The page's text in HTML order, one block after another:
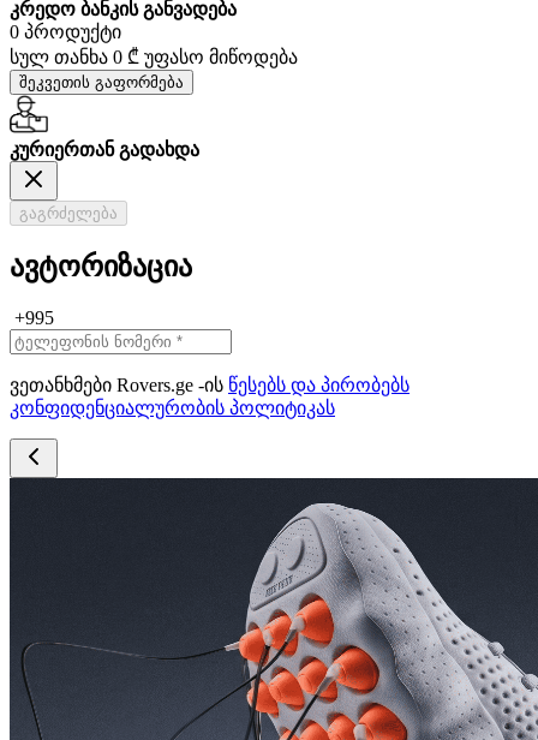
კრედო ბანკის განვადება
0 პროდუქტი
სულ თანხა 0 ₾ უფასო მიწოდება
შეკვეთის გაფორმება
კურიერთან გადახდა
გაგრძელება
ავტორიზაცია
+995
ვეთანხმები Rovers.ge -ის წესებს და პირობებს
კონფიდენციალურობის პოლიტიკას